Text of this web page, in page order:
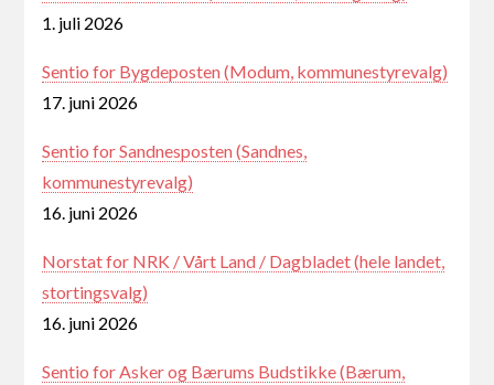
1. juli 2026
Sentio for Bygdeposten (Modum, kommunestyrevalg)
17. juni 2026
Sentio for Sandnesposten (Sandnes,
kommunestyrevalg)
16. juni 2026
Norstat for NRK / Vårt Land / Dagbladet (hele landet,
stortingsvalg)
16. juni 2026
Sentio for Asker og Bærums Budstikke (Bærum,